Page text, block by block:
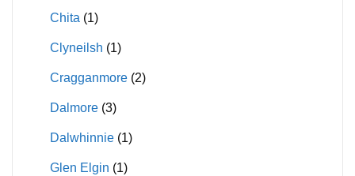
Chita (1)
Clyneilsh (1)
Cragganmore (2)
Dalmore (3)
Dalwhinnie (1)
Glen Elgin (1)